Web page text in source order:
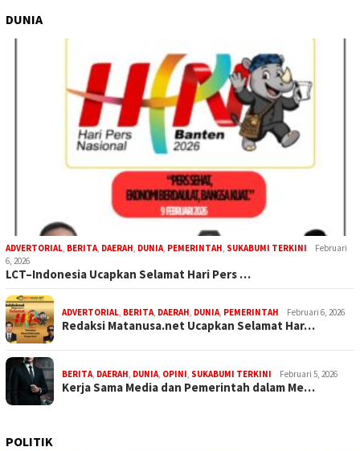
DUNIA
ADVERTORIAL, BERITA, DAERAH, DUNIA, PEMERINTAH, SUKABUMI TERKINI
Februari
6, 2026
LCT–Indonesia Ucapkan Selamat Hari Pers …
ADVERTORIAL, BERITA, DAERAH, DUNIA, PEMERINTAH Februari 6, 2026
Redaksi Matanusa.net Ucapkan Selamat Har…
BERITA, DAERAH, DUNIA, OPINI, SUKABUMI TERKINI Februari 5, 2026
Kerja Sama Media dan Pemerintah dalam Me…
POLITIK